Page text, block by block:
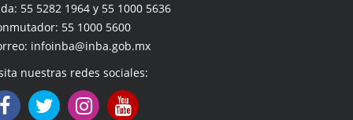
55 5282 1964 y 55 1000 5636
55 1000 5600
infoinba@inba.gob.mx
nuestras redes sociales: